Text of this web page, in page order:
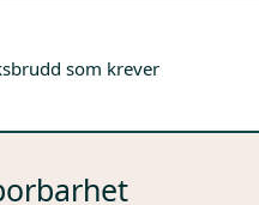
som krever